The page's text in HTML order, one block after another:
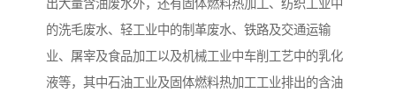
出大量含油废水外，还有固体燃料热加工、纺织工业中
的洗毛废水、轻工业中的制革废水、铁路及交通运输
业、屠宰及食品加工以及机械工业中车削工艺中的乳化
液等，其中石油工业及固体燃料热加工工业排出的含油
备
汽车污水处理设备 你猜生活污水处理设备
农村生活污水处理设备 玻璃钢污水处理设备